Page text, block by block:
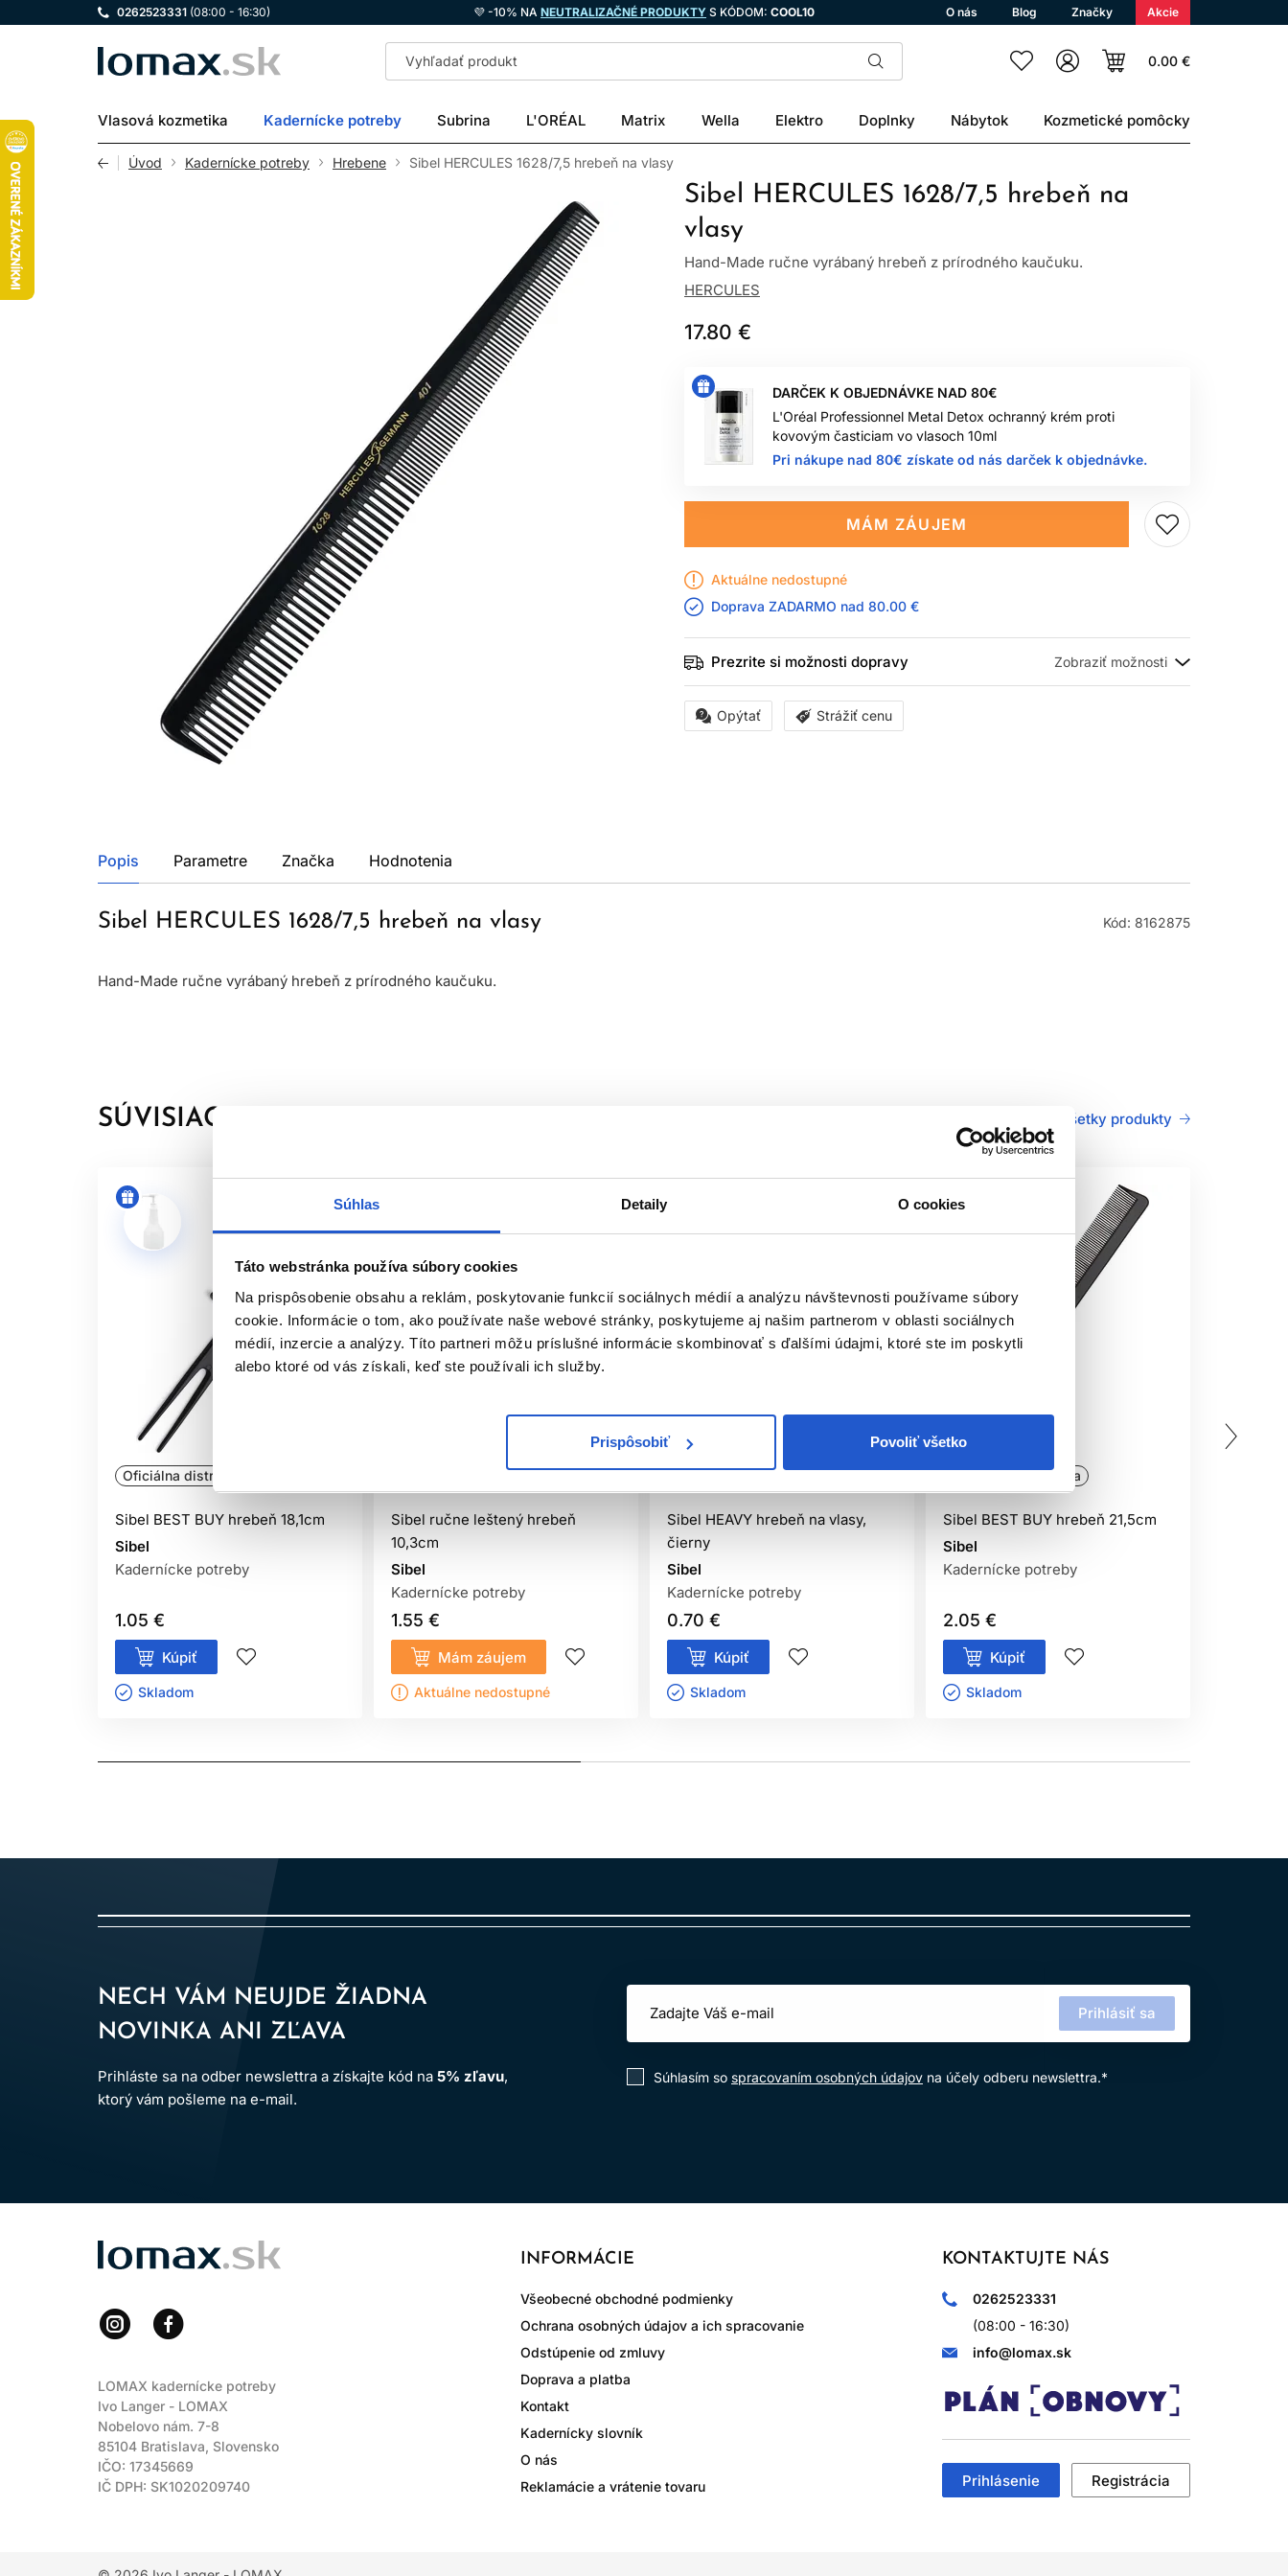
Súhlas Detaily O cookies
Táto webstránka používa súbory cookies
Na prispôsobenie obsahu a reklám, poskytovanie funkcií sociálnych médií a analýzu návštevnosti používame súbory
cookie. Informácie o tom, ako používate naše webové stránky, poskytujeme aj našim partnerom v oblasti sociálnych
médií, inzercie a analýzy. Títo partneri môžu príslušné informácie skombinovať s ďalšími údajmi, ktoré ste im poskytli
alebo ktoré od vás získali, keď ste používali ich služby.
Prispôsobiť Povoliť všetko
0262523331 (08:00 - 16:30) 💜 -10% NA NEUTRALIZAČNÉ PRODUKTY S KÓDOM: COOL10 O nás Blog Značky Akcie
LOMAX 0.00 €
Vlasová kozmetika Kadernícke potreby Subrina L'ORÉAL Matrix Wella Elektro Doplnky Nábytok Kozmetické pomôcky
Úvod Kadernícke potreby Hrebene Sibel HERCULES 1628/7,5 hrebeň na vlasy
Sibel HERCULES 1628/7,5 hrebeň na
vlasy
Hand-Made ručne vyrábaný hrebeň z prírodného kaučuku.
HERCULES
17.80 €
DARČEK K OBJEDNÁVKE NAD 80€
L'Oréal Professionnel Metal Detox ochranný krém proti
kovovým časticiam vo vlasoch 10ml
Pri nákupe nad 80€ získate od nás darček k objednávke.
MÁM ZÁUJEM
Aktuálne nedostupné
Doprava ZADARMO nad 80.00 €
Prezrite si možnosti dopravy
Opýtať Strážiť cenu
Popis Parametre Značka Hodnotenia
Sibel HERCULES 1628/7,5 hrebeň na vlasy Kód: 8162875
Hand-Made ručne vyrábaný hrebeň z prírodného kaučuku.
SÚVISIACE PRODUKTY Všetky produkty
Oficiálna distribúcia
Sibel BEST BUY hrebeň 18,1cm
Sibel
Kadernícke potreby
1.05 €
Kúpiť
Skladom ㅤ
Oficiálna distribúcia
Sibel ručne leštený hrebeň
10,3cm
Sibel
Kadernícke potreby
1.55 €
Mám záujem
Aktuálne nedostupné
Oficiálna distribúcia
Sibel HEAVY hrebeň na vlasy,
čierny
Sibel
Kadernícke potreby
0.70 €
Kúpiť
Skladom ㅤ
Oficiálna distribúcia
Sibel BEST BUY hrebeň 21,5cm
Sibel
Kadernícke potreby
2.05 €
Kúpiť
Skladom ㅤ
NECH VÁM NEUJDE ŽIADNA
NOVINKA ANI ZĽAVA
Prihláste sa na odber newslettra a získajte kód na 5% zľavu,
ktorý vám pošleme na e-mail.
Prihlásiť sa
Súhlasím so spracovaním osobných údajov na účely odberu newslettra.*
LOMAX
LOMAX kadernícke potreby
Ivo Langer - LOMAX
Nobelovo nám. 7-8
85104 Bratislava, Slovensko
IČO: 17345669
IČ DPH: SK1020209740
KONTAKTUJTE NÁS
0262523331
(08:00 - 16:30)
info@lomax.sk
Prihlásenie Registrácia
INFORMÁCIE
Všeobecné obchodné podmienky
Ochrana osobných údajov a ich spracovanie
Odstúpenie od zmluvy
Doprava a platba
Kontakt
Kadernícky slovník
O nás
Reklamácie a vrátenie tovaru